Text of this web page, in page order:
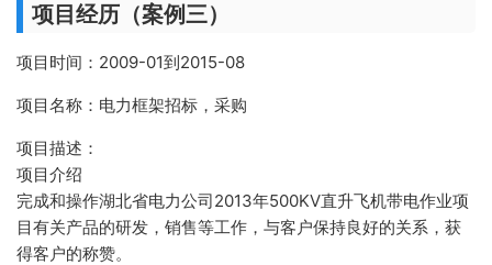
项目经历（案例三）
项目时间：2009-01到2015-08
项目名称：电力框架招标，采购
项目描述：
项目介绍
完成和操作湖北省电力公司2013年500KV直升飞机带电作业项
目有关产品的研发，销售等工作，与客户保持良好的关系，获
得客户的称赞。